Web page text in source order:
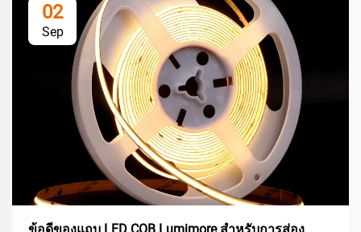
02
Sep
ข้อดีของแถบ LED COB Lumimore สำหรับการส่อง